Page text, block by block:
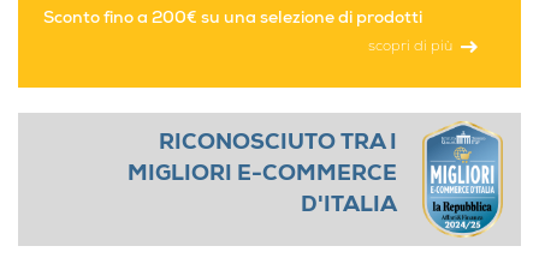
Sconto fino a 200€ su una selezione di prodotti
scopri di più
RICONOSCIUTO TRA I
MIGLIORI E-COMMERCE
D'ITALIA